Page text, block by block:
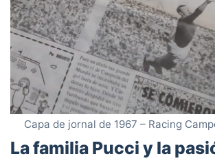
Capa de jornal de 1967 – Racing
La familia Pucci y la